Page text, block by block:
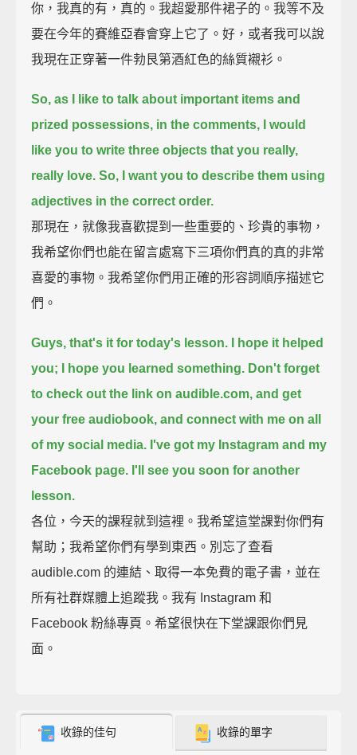
你，我真的有，真的。我超愛那件裙子的。我等不及
要在今年的賽維亞春會穿上它了。好，或者我可以說
我現在正穿著一件勃艮第酒紅色的絲質襯衫。
So, as I like to talk about important items and
prized possessions, in the comments, I would
like you to write three objects that you really,
really love. So, I want you to describe them using
adjectives in the correct order.
那現在，就像我喜歡提到一些重要的、珍貴的事物，
我希望你們也能在留言處寫下三項你們真的真的非常
喜愛的事物。我希望你們用正確的形容詞順序描述它
們。
Guys, that's it for today's lesson.
I hope it helped
you; I hope you learned something. Don't forget
to check out the link on audible.com, and get
your free audiobook, and connect with me on all
of my social media. I've got my Instagram and my
Facebook page. I'll see you soon for another
lesson.
各位，今天的課程就到這裡。我希望這堂課對你們有
幫助；我希望你們有學到東西。別忘了查看
audible.com 的連結、取得一本免費的電子書，並在
所有社群媒體上追蹤我。我有 Instagram 和
Facebook 粉絲專頁。希望很快在下堂課跟你們見
面。
收錄的佳句 收錄的單字